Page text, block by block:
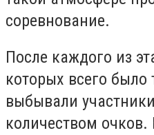
соревнование.
После каждого из
которых всего было
выбывали
количеством